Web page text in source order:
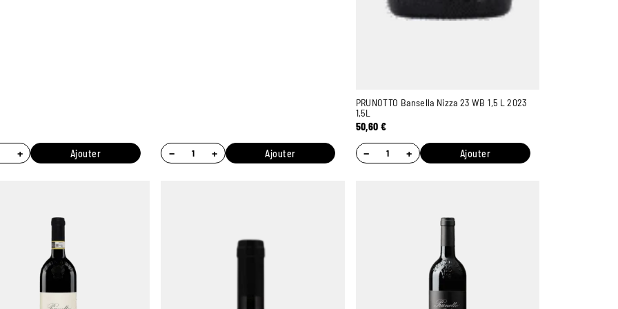
+ Ajouter − + Ajouter
PRUNOTTO Bansella Nizza 23 WB 1,5 L 2023
1,5L
50,60 €
− + Ajouter
Ambroise, Votre sommelier
Disponible pour vous conseiller